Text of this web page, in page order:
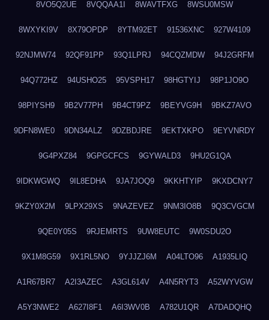
8VO5Q2UE 8VQQAA1I 8WAVTFXG 8WSU0MSW
8WXYKI9V 8X79OPDP 8YTM92ET 91536XNC 927W4109
92NJMW74 92QF91PP 93Q1LPRJ 94CQZMDW 94J2GRFM
94Q772HZ 94USHO25 95VSPH17 98HGTYIJ 98P1JO9O
98PIYSH9 9B2V77PH 9B4CT9PZ 9BEYVG9H 9BKZ7AVO
9DFN8WE0 9DN34ALZ 9DZBDJRE 9EKTXKPO 9EYVNRDY
9G4PXZ84 9GPGCFCS 9GYWALD3 9HU2G1QA
9IDKWGWQ 9IL8EDHA 9JA7JOQ9 9KKHTYIP 9KXDCNY7
9KZY0X2M 9LPX29XS 9NAZEVEZ 9NM3IO8B 9Q3CVGCM
9QE0Y05S 9RJEMRTS 9UW8EUTC 9W0SDU2O
9X1M8G59 9X1RL5NO 9YJJZJ6M A04LTO96 A1935LIQ
A1R67BR7 A2I3AZEC A3GL614V A4N5RYT3 A52WYVGW
A5Y3NWE2 A627I8F1 A6I3WV0B A782U1QR A7DADQHQ